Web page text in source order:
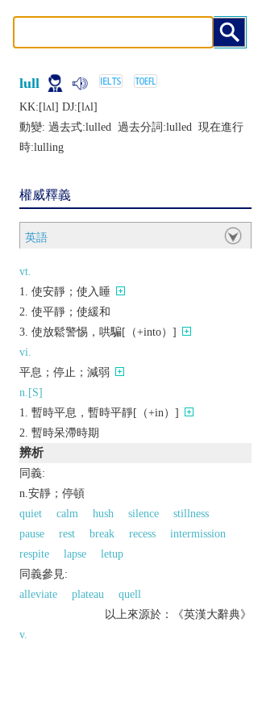
lull
KK:[lʌl] DJ:[lʌl]
動變: 過去式:lulled 過去分詞:lulled 現在進行
時:lulling
權威釋義
英語
vt.
使安靜；使入睡
使平靜；使緩和
使放鬆警惕，哄騙[（+into）]
vi.
平息；停止；減弱
n.[S]
暫時平息，暫時平靜[（+in）]
暫時呆滯時期
辨析
同義:
n.安靜；停頓
quiet
calm hush silence
stillness
pause
rest break recess
intermission
respite
lapse
letup
同義參見:
alleviate
plateau
quell
以上來源於：《英漢大辭典》
v.